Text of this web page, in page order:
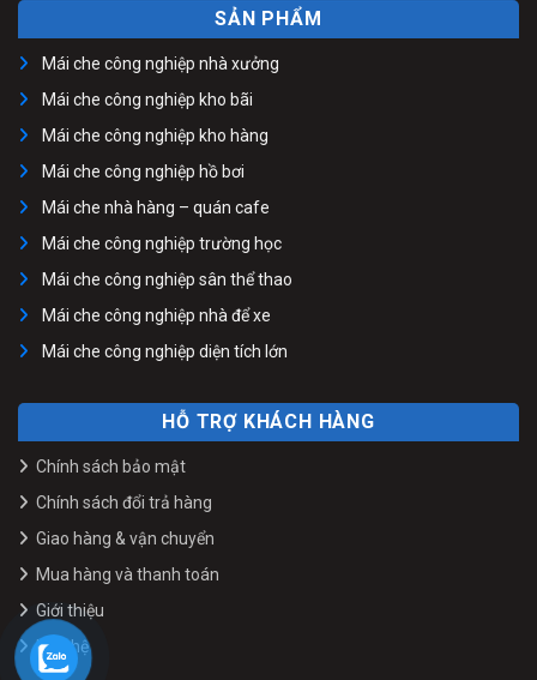
SẢN PHẨM
Mái che công nghiệp nhà xưởng
Mái che công nghiệp kho bãi
Mái che công nghiệp kho hàng
Mái che công nghiệp hồ bơi
Mái che nhà hàng – quán cafe
Mái che công nghiệp trường học
Mái che công nghiệp sân thể thao
Mái che công nghiệp nhà để xe
Mái che công nghiệp diện tích lớn
HỖ TRỢ KHÁCH HÀNG
Chính sách bảo mật
Chính sách đổi trả hàng
Giao hàng & vận chuyển
Mua hàng và thanh toán
Giới thiệu
Liên hệ